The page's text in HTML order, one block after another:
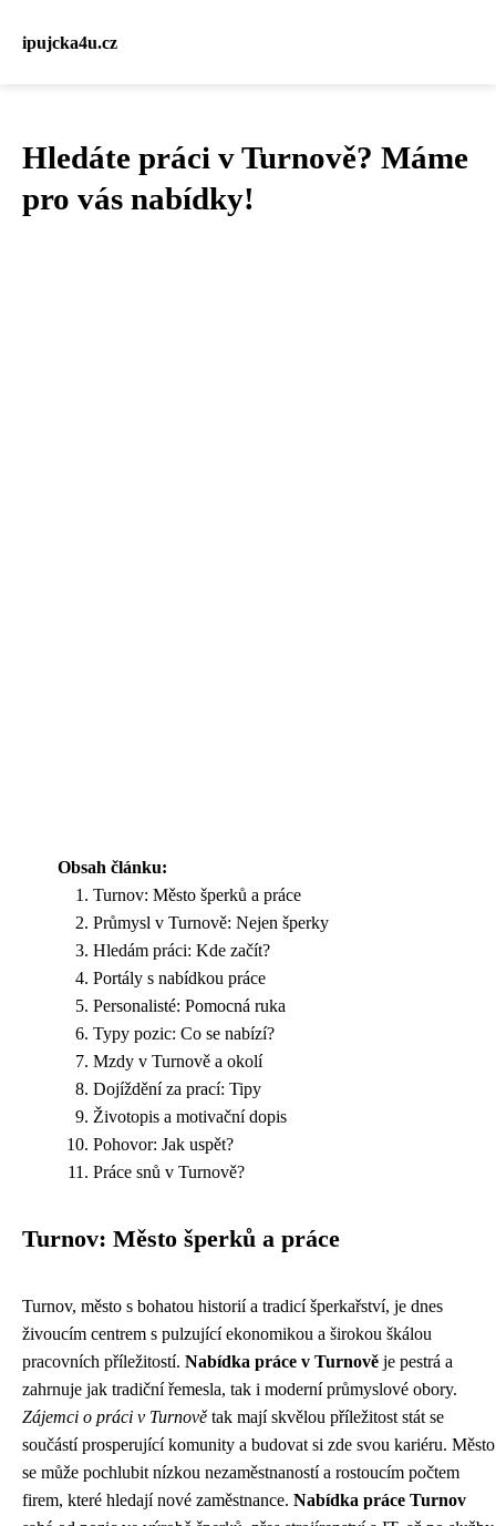
ipujcka4u.cz
Hledáte práci v Turnově? Máme
pro vás nabídky!
Obsah článku:
Turnov: Město šperků a práce
Průmysl v Turnově: Nejen šperky
Hledám práci: Kde začít?
Portály s nabídkou práce
Personalisté: Pomocná ruka
Typy pozic: Co se nabízí?
Mzdy v Turnově a okolí
Dojíždění za prací: Tipy
Životopis a motivační dopis
Pohovor: Jak uspět?
Práce snů v Turnově?
Turnov: Město šperků a práce
Turnov, město s bohatou historií a tradicí šperkařství, je dnes
živoucím centrem s pulzující ekonomikou a širokou škálou
pracovních příležitostí. Nabídka práce v Turnově je pestrá a
zahrnuje jak tradiční řemesla, tak i moderní průmyslové obory.
Zájemci o práci v Turnově tak mají skvělou příležitost stát se
součástí prosperující komunity a budovat si zde svou kariéru. Město
se může pochlubit nízkou nezaměstnaností a rostoucím počtem
firem, které hledají nové zaměstnance. Nabídka práce Turnov